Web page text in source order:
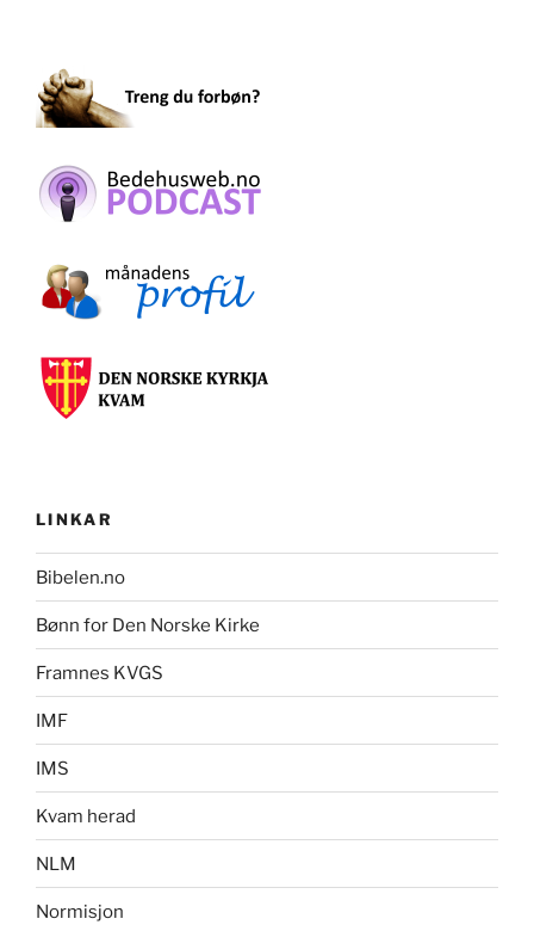
LINKAR
Bibelen.no
Bønn for Den Norske Kirke
Framnes KVGS
IMF
IMS
Kvam herad
NLM
Normisjon